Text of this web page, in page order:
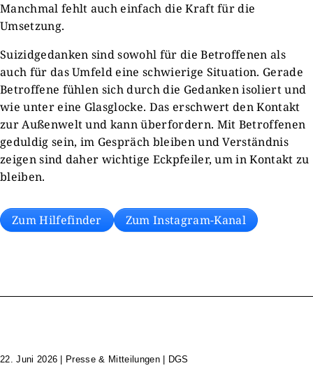
Manchmal fehlt auch einfach die Kraft für die
Umsetzung.
Suizidgedanken sind sowohl für die Betroffenen als
auch für das Umfeld eine schwierige Situation. Gerade
Betroffene fühlen sich durch die Gedanken isoliert und
wie unter eine Glasglocke. Das erschwert den Kontakt
zur Außenwelt und kann überfordern. Mit Betroffenen
geduldig sein, im Gespräch bleiben und Verständnis
zeigen sind daher wichtige Eckpfeiler, um in Kontakt zu
bleiben.
Zum Hilfefinder Zum Instagram-Kanal
22. Juni 2026 Presse & Mitteilungen | DGS